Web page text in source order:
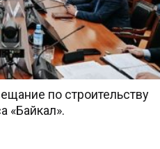
по строительству
«Байкал».